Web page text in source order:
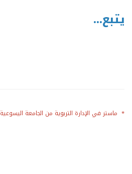
يتبع...
* ماستر في الإدارة التربوية من الجامعة اليسوعية